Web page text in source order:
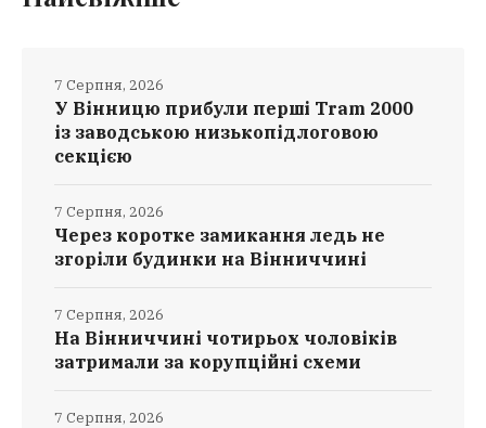
У Вінницю прибули перші Tram 2000
із заводською низькопідлоговою
секцією
7 Серпня, 2026
Через коротке замикання ледь не
згоріли будинки на Вінниччині
7 Серпня, 2026
На Вінниччині чотирьох чоловіків
затримали за корупційні схеми
7 Серпня, 2026
7 Серпня, 2026